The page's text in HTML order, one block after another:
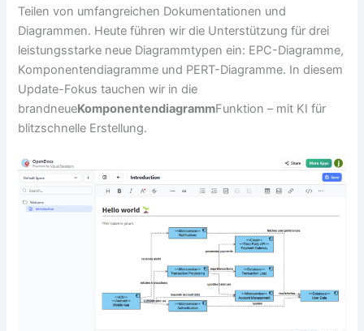
Teilen von umfangreichen Dokumentationen und
Diagrammen. Heute führen wir die Unterstützung für drei
leistungsstarke neue Diagrammtypen ein: EPC-Diagramme,
Komponentendiagramme und PERT-Diagramme. In diesem
Update-Fokus tauchen wir in die
brandneueKomponentendiagrammFunktion – mit KI für
blitzschnelle Erstellung.